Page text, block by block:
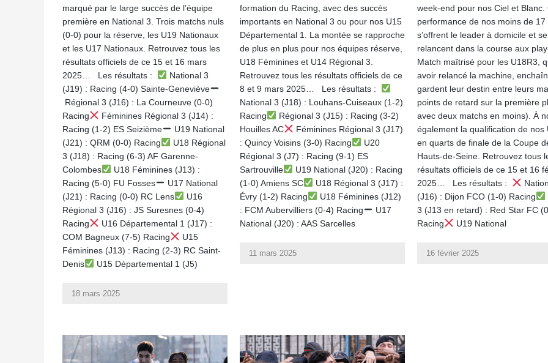
marqué par le large succès de l’équipe
première en National 3. Trois matchs nuls
(0-0) pour la réserve, les U19 Nationaux
et les U17 Nationaux. Retrouvez tous les
résultats officiels de ce 15 et 16 mars
2025… Les résultats :
National 3
(J19) : Racing (4-0) Sainte-Geneviève
Régional 3 (J16) : La Courneuve (0-0)
Racing
Féminines Régional 3 (J14) :
Racing (1-2) ES Seizième
U19 National
(J21) : QRM (0-0) Racing
U18 Régional
3 (J18) : Racing (6-3) AF Garenne-
Colombes
U18 Féminines (J13) :
Racing (5-0) FU Fosses
U17 National
(J21) : Racing (0-0) RC Lens
U16
Régional 3 (J16) : JS Suresnes (0-4)
Racing
U16 Départemental 1 (J17) :
COM Bagneux (7-5) Racing
U15
Féminines (J13) : Racing (2-3) RC Saint-
Denis
U15 Départemental 1 (J5)
18 mars 2025
formation du Racing, avec des succès
importants en National 3 ou pour nos U15
Départemental 1. La montée se rapproche
de plus en plus pour nos équipes réserve,
U18 Féminines et U14 Régional 3.
Retrouvez tous les résultats officiels de ce
8 et 9 mars 2025… Les résultats :
National 3 (J18) : Louhans-Cuiseaux (1-2)
Racing
Régional 3 (J15) : Racing (3-2)
Houilles AC
Féminines Régional 3 (J17)
: Quincy Voisins (3-0) Racing
U20
Régional 3 (J7) : Racing (9-1) ES
Sartrouville
U19 National (J20) : Racing
(1-0) Amiens SC
U18 Régional 3 (J17) :
Évry (1-2) Racing
U18 Féminines (J12)
: FCM Aubervilliers (0-4) Racing
U17
National (J20) : AAS Sarcelles
11 mars 2025
week-end pour nos Ciel et Blanc.
performance de nos moins de 17
s’offrent le leader à domicile et se
relancent dans la course aux
Match maîtrisé pour les U18R3,
avoir relancé la machine,
gardent leur destin entre leurs
points de retard sur la première
avec deux matchs en moins). À
également la qualification de nos
en quarts de finale de la Coupe
Hauts-de-Seine. Retrouvez tous
résultats officiels de ce 15 et 16
2025… Les résultats :
(J16) : Dijon FCO (1-0) Racing
3 (J13 en retard) : Red Star FC
Racing
U19 National
16 février 2025